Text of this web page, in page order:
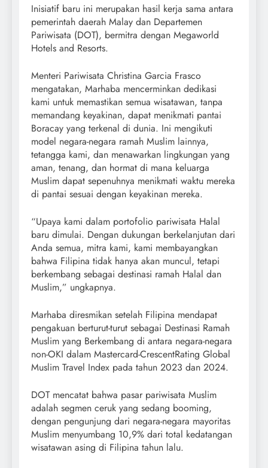
Inisiatif baru ini merupakan hasil kerja sama antara
pemerintah daerah Malay dan Departemen
Pariwisata (DOT), bermitra dengan Megaworld
Hotels and Resorts.
Menteri Pariwisata Christina Garcia Frasco
mengatakan, Marhaba mencerminkan dedikasi
kami untuk memastikan semua wisatawan, tanpa
memandang keyakinan, dapat menikmati pantai
Boracay yang terkenal di dunia. Ini mengikuti
model negara-negara ramah Muslim lainnya,
tetangga kami, dan menawarkan lingkungan yang
aman, tenang, dan hormat di mana keluarga
Muslim dapat sepenuhnya menikmati waktu mereka
di pantai sesuai dengan keyakinan mereka.
“Upaya kami dalam portofolio pariwisata Halal
baru dimulai. Dengan dukungan berkelanjutan dari
Anda semua, mitra kami, kami membayangkan
bahwa Filipina tidak hanya akan muncul, tetapi
berkembang sebagai destinasi ramah Halal dan
Muslim,” ungkapnya.
Marhaba diresmikan setelah Filipina mendapat
pengakuan berturut-turut sebagai Destinasi Ramah
Muslim yang Berkembang di antara negara-negara
non-OKI dalam Mastercard-CrescentRating Global
Muslim Travel Index pada tahun 2023 dan 2024.
DOT mencatat bahwa pasar pariwisata Muslim
adalah segmen ceruk yang sedang booming,
dengan pengunjung dari negara-negara mayoritas
Muslim menyumbang 10,9% dari total kedatangan
wisatawan asing di Filipina tahun lalu.